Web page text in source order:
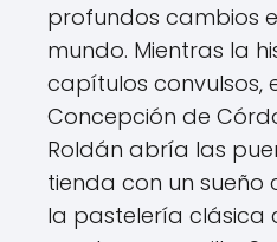
profundos cambios
mundo. Mientras la
capítulos convulsos,
Concepción de
Roldán abría las
tienda con un sueño
la pastelería clásica